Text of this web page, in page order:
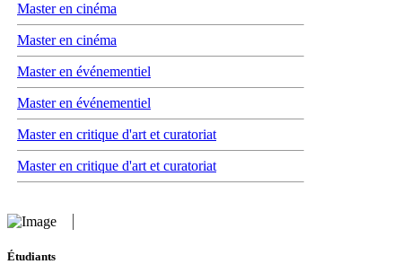
Master en cinéma
Master en cinéma
Master en événementiel
Master en événementiel
Master en critique d'art et curatoriat
Master en critique d'art et curatoriat
Étudiants